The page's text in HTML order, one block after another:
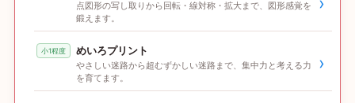
点図形の写し取りから回転・線対称・拡大まで、図形感覚を
鍛えます。
小1程度 めいろプリント
やさしい迷路から超むずかしい迷路まで、集中力と考える力
を育てます。
›